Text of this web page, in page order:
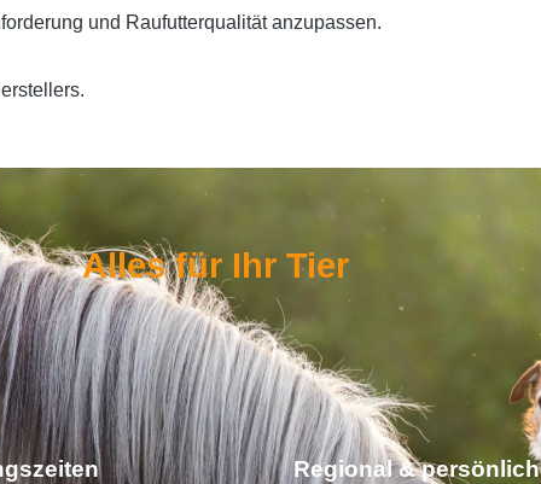
und Raufutterqualität anzupassen.
Alles für Ihr Tier
Regional & persönlich